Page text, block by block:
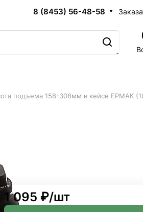
8 (8453) 56-48-58
подъема 158-308мм в кейсе ЕРМАК
высота
1 095 ₽/шт